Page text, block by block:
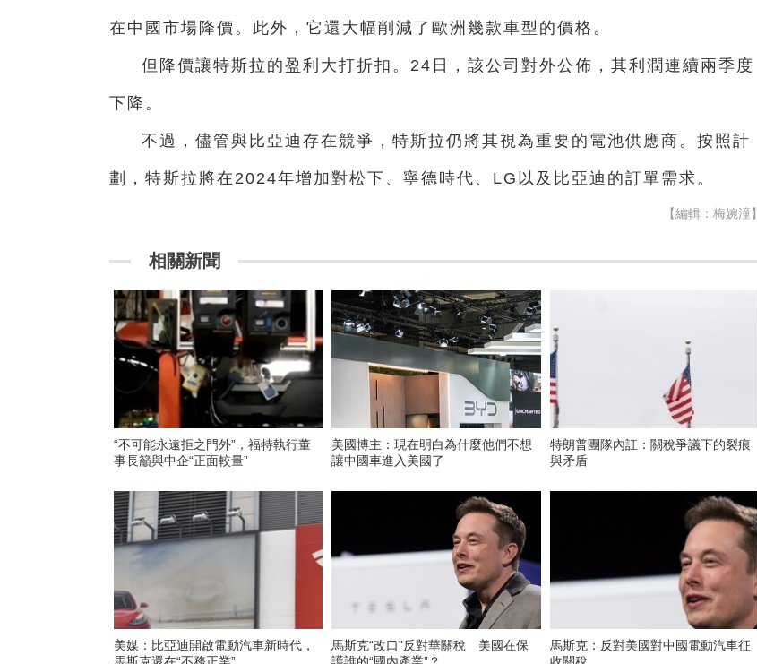
在中國市場降價。此外，它還大幅削減了歐洲幾款車型的價格。
但降價讓特斯拉的盈利大打折扣。24日，該公司對外公佈，其利潤連續兩季度
下降。
不過，儘管與比亞迪存在競爭，特斯拉仍將其視為重要的電池供應商。按照計
劃，特斯拉將在2024年增加對松下、寧德時代、LG以及比亞迪的訂單需求。
【編輯：梅婉潼】
相關新聞
“不可能永遠拒之門外”，福特執行董
事長籲與中企“正面較量”
美國博主：現在明白為什麼他們不想
讓中國車進入美國了
特朗普團隊內訌：關稅爭議下的裂痕
與矛盾
美媒：比亞迪開啟電動汽車新時代，
馬斯克“改口”反對華關稅 美國在保
馬斯克：反對美國對中國電動汽車征